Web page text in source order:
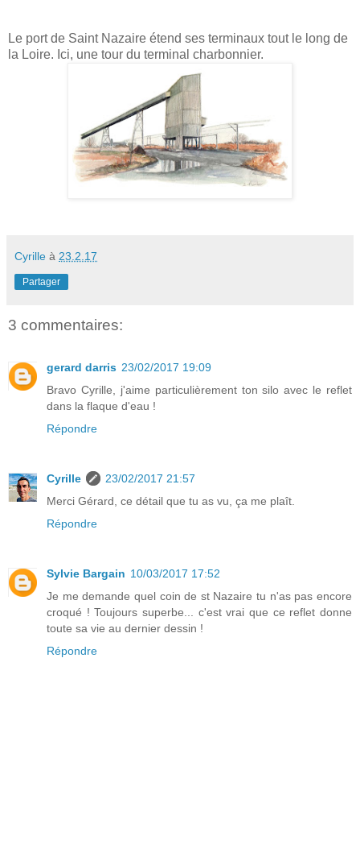
Le port de Saint Nazaire étend ses terminaux tout le long de
la Loire. Ici, une tour du terminal charbonnier.
Cyrille à 23.2.17
Partager
3 commentaires:
gerard darris 23/02/2017 19:09
Bravo Cyrille, j'aime particulièrement ton silo avec le reflet
dans la flaque d'eau !
Répondre
Cyrille
23/02/2017 21:57
Merci Gérard, ce détail que tu as vu, ça me plaît.
Répondre
Sylvie Bargain 10/03/2017 17:52
Je me demande quel coin de st Nazaire tu n'as pas encore
croqué ! Toujours superbe... c'est vrai que ce reflet donne
toute sa vie au dernier dessin !
Répondre